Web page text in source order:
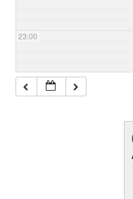
23:00